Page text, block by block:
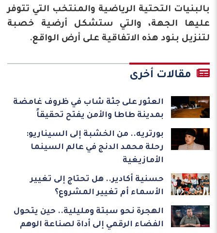
بالبنيات التحتية الرياضية والمنتخب التي تتوفر
عليها الجهة، والتي ستشكل أرضية خصبة
لتنزيل بنود هذه الاتفاقية على أرض الواقع.
مقالات أخرى
العثور على جثة شاب في ظروف غامضة
بمدينة طاطا والأمن يفتح تحقيقاً
بورتريه.. من الخشبة إلى السيناريو:
رحلة محمد الدنج في عالم السينما
الأمازيغية
حسنية أكادير.. هل تحتاج إلى تغيير
الأسماء أم تغيير المشروع؟
الهجرة نحو سبتة ومليلية.. حين يتحول
الفضاء الرقمي إلى أداة لصناعة الوهم